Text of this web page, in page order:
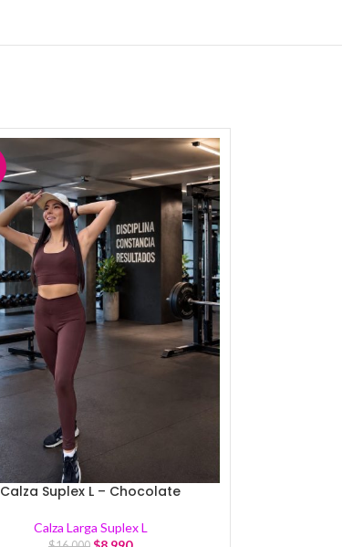
Calza Suplex L – Chocolate
Calza Larga Suplex L